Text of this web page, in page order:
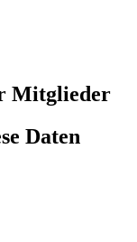
Mitglieder
Daten